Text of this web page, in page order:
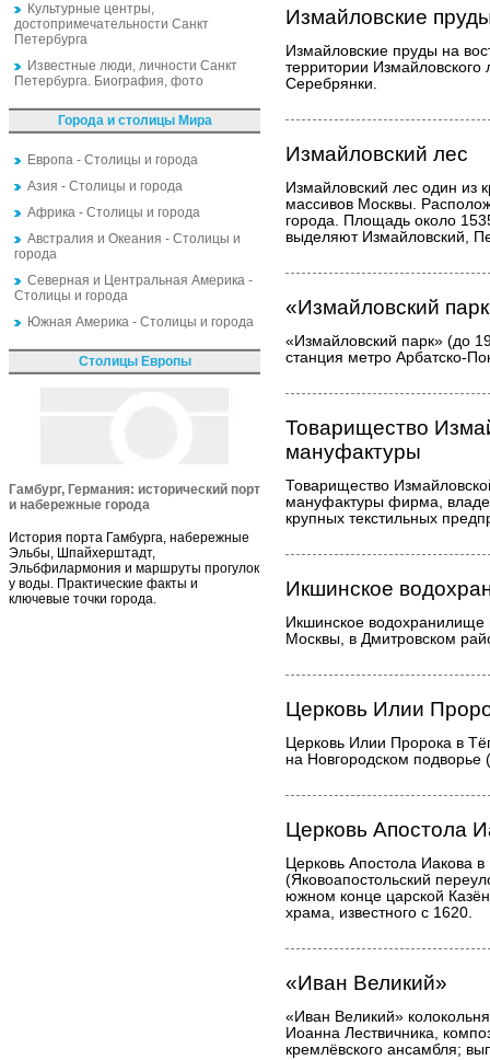
Культурные центры,
достопримечательности Санкт
Петербурга
Известные люди, личности Санкт
Петербурга. Биография, фото
Города и столицы Мира
Европа - Столицы и города
Азия - Столицы и города
Африка - Столицы и города
Австралия и Океания - Столицы и
города
Северная и Центральная Америка -
Столицы и города
Южная Америка - Столицы и города
Столицы Европы
Гамбург, Германия: исторический порт
и набережные города
История порта Гамбурга, набережные
Эльбы, Шпайхерштадт,
Эльбфилармония и маршруты прогулок
у воды. Практические факты и
ключевые точки города.
Измайловские
Измайловские пруды на
территории Измайловского
Серебрянки.
Измайловский лес
Измайловский лес один из
массивов Москвы.
города. Площадь около
выделяют Измайловский,
«Измайловский
«Измайловский парк» (до
станция метро Арбатско-
Товарищество
мануфактуры
Товарищество
мануфактуры фирма,
крупных текстильных
Икшинское
Икшинское
Москвы, в Дмитровском
Церковь Илии
Церковь Илии Пророка в
на Новгородском подворье
Церковь Апостола
Церковь Апостола Иакова
(Яковоапостольский
южном конце царской
храма, известного с 1620.
«Иван Великий»
«Иван Великий»
Иоанна Лествичника,
кремлёвского ансамбля;